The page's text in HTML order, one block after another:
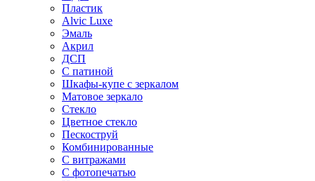
Пластик
Alvic Luxe
Эмаль
Акрил
ДСП
С патиной
Шкафы-купе с зеркалом
Матовое зеркало
Стекло
Цветное стекло
Пескоструй
Комбинированные
С витражами
С фотопечатью